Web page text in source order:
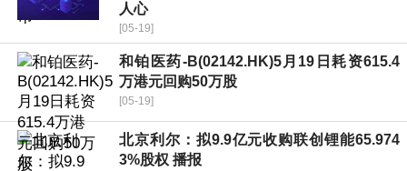
人心
[05-19]
和铂医药-B(02142.HK)5月19日耗资615.4
万港元回购50万股
[05-19]
北京利尔：拟9.9亿元收购联创锂能65.974
3%股权 播报